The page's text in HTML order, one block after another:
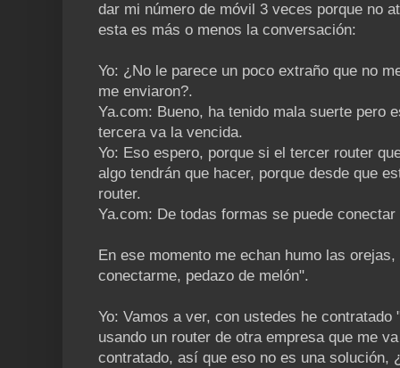
dar mi número de móvil 3 veces porque no
esta es más o menos la conversación:
Yo: ¿No le parece un poco extraño que no
me enviaron?.
Ya.com: Bueno, ha tenido mala suerte pero
tercera va la vencida.
Yo: Eso espero, porque si el tercer router
algo tendrán que hacer, porque desde que
router.
Ya.com: De todas formas se puede
En ese momento me echan humo las
conectarme, pedazo de melón".
Yo: Vamos a ver, con ustedes he
usando un router de otra empresa que me
contratado, así que eso no es una solución,